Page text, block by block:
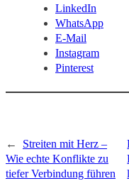
LinkedIn
WhatsApp
E-Mail
Instagram
Pinterest
←
Streiten mit Herz –
Wie echte Konflikte zu
tiefer Verbindung führen